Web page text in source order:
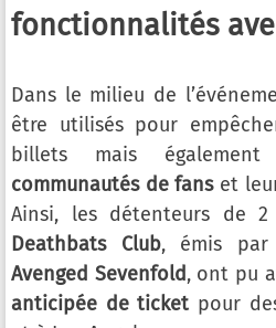
fonctionnalités
Dans le milieu de
être utilisés pour
billets mais
communautés de fanset
Ainsi, les détenteurs de
Deathbats Club, émis
Avenged Sevenfold, ont pu
anticipée de ticket pour